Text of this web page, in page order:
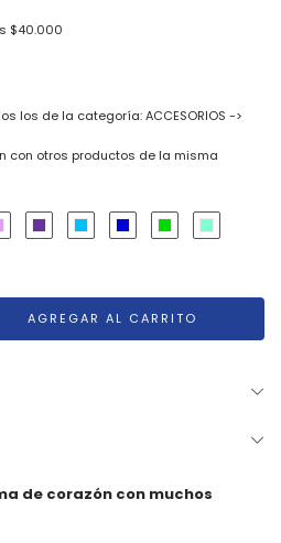
$40.000
los de la categoría: ACCESORIOS ->
con otros productos de la misma
de corazón con muchos